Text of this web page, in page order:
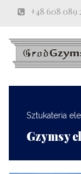
+48 608 089
Sztukateria
Gzymsy